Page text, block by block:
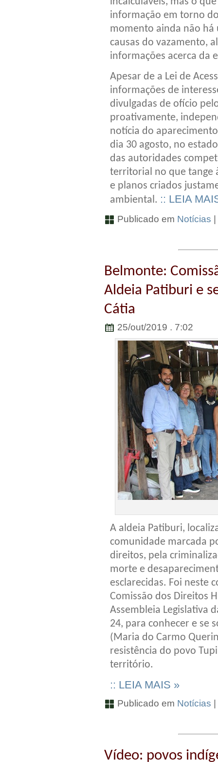
informação em torno
momento ainda não há
causas do vazamento,
informações acerca da
Apesar de a Lei de
informações de
divulgadas de ofício
proativamente,
notícia do
dia 30 agosto, no
das autoridades
territorial no que tange
e planos criados
ambiental. :: LEIA
Publicado em Notícias
Belmonte:
Aldeia Patiburi e
Cátia
25/out/2019 . 7:02
A aldeia Patiburi,
comunidade marcada
direitos, pela
morte e
esclarecidas. Foi neste
Comissão dos Direitos
Assembleia Legislativa
24, para conhecer e se
(Maria do Carmo
resistência do povo
território.
:: LEIA MAIS »
Publicado em Notícias |
Vídeo: povos